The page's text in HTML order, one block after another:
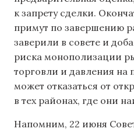
к запрету сделки.
примут по завершению
заверили в совете и
риска монополизации
торговли и давления на
может отказаться от
в тех районах, где они
Напомним, 22 июня